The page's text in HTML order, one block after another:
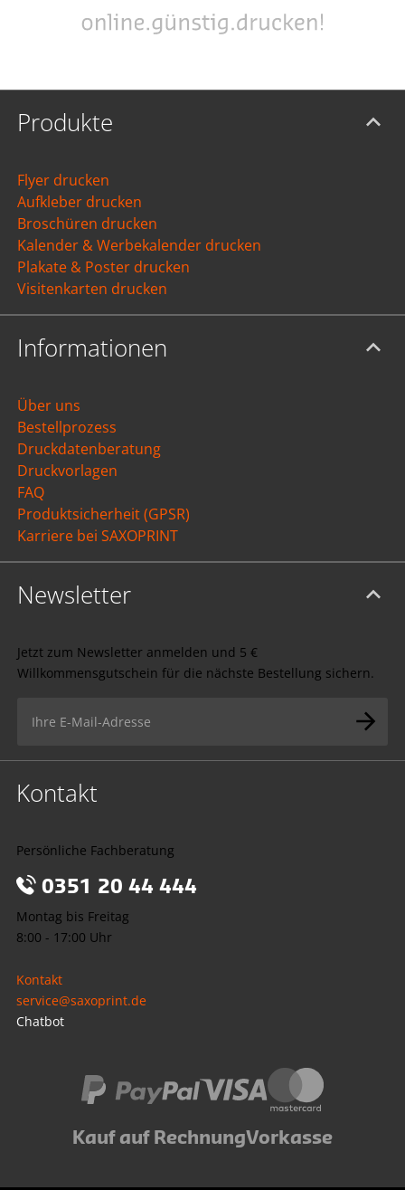
Produkte
Flyer drucken
Aufkleber drucken
Broschüren drucken
Kalender & Werbekalender drucken
Plakate & Poster drucken
Visitenkarten drucken
Informationen
Über uns
Bestellprozess
Druckdatenberatung
Druckvorlagen
FAQ
Produktsicherheit (GPSR)
Karriere bei SAXOPRINT
Newsletter
Jetzt zum Newsletter anmelden und 5 €
Willkommensgutschein für die nächste Bestellung sichern.
Kontakt
Persönliche Fachberatung
0351 20 44 444
Montag bis Freitag
8:00 - 17:00 Uhr
Kontakt
service@saxoprint.de
Chatbot
Kauf auf RechnungVorkasse